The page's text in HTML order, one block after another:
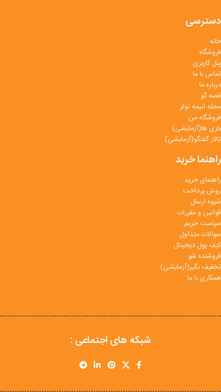
دسترسی
خانه
فروشگاه
پنل کاربری
تماس با ما
درباره ما
قصه گو
مجله انیمه تولز
فروشگاه من
بازی ها(آزمایشی)
تالار گفتگو(آزمایشی)
راهنما خرید
راهنمای خرید
روش پرداخت
شیوه ارسال
قوانین و مقررات
سیاست حریم
سوالات متداول
کیف پول دیجیتال
فروشنده شو
تخفیف بگیر(آزمایشی)
همکاری با ما
شبکه های اجتماعی :